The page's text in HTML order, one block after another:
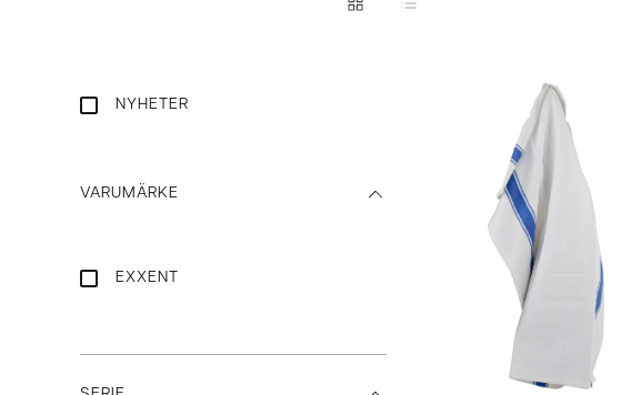
NYHETER
VARUMÄRKE
EXXENT